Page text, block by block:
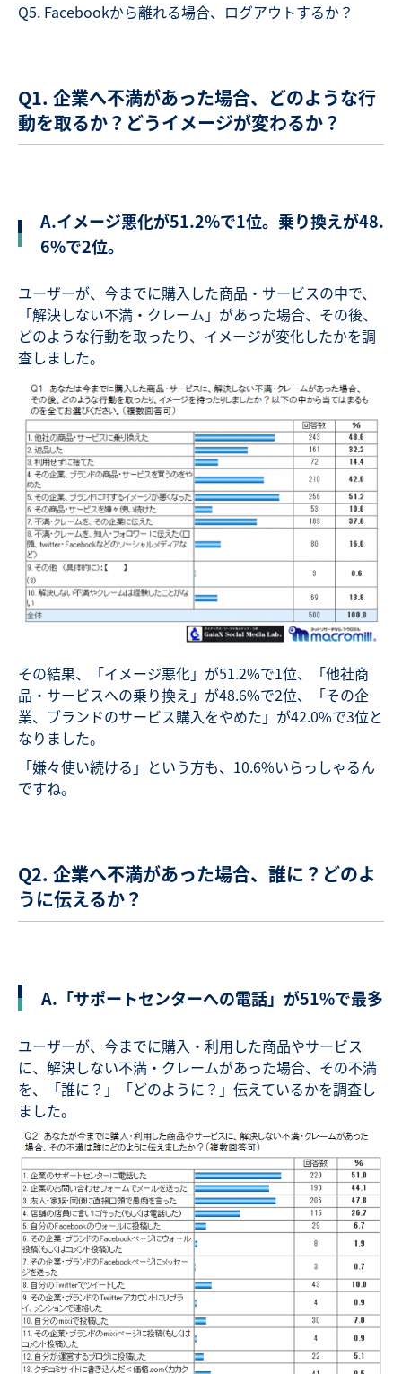
Q5. Facebookから離れる場合、ログアウトするか？
Q1. 企業へ不満があった場合、どのような行
動を取るか？どうイメージが変わるか？
A.イメージ悪化が51.2%で1位。乗り換えが48.
6%で2位。
ユーザーが、今までに購入した商品・サービスの中で、
「解決しない不満・クレーム」があった場合、その後、
どのような行動を取ったり、イメージが変化したかを調
査しました。
その結果、「イメージ悪化」が51.2%で1位、「他社商
品・サービスへの乗り換え」が48.6%で2位、「その企
業、ブランドのサービス購入をやめた」が42.0%で3位と
なりました。
「嫌々使い続ける」という方も、10.6%いらっしゃるん
ですね。
Q2. 企業へ不満があった場合、誰に？どのよ
うに伝えるか？
A.「サポートセンターへの電話」が51%で最多
ユーザーが、今までに購入・利用した商品やサービス
に、解決しない不満・クレームがあった場合、その不満
を、「誰に？」「どのように？」伝えているかを調査し
ました。